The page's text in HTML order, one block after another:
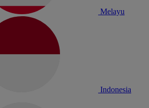
Melayu
Indonesia